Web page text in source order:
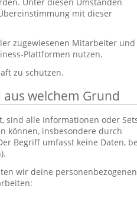
mit dieser
zugewiesenen Mitarbeiter und
Plattformen nutzen.
zu schützen.
welchem Grund
sind alle Informationen oder
können, insbesondere durch
Begriff umfasst keine Daten,
wir deine personenbezogenen